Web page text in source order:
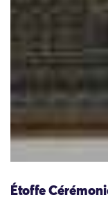
Étoffe